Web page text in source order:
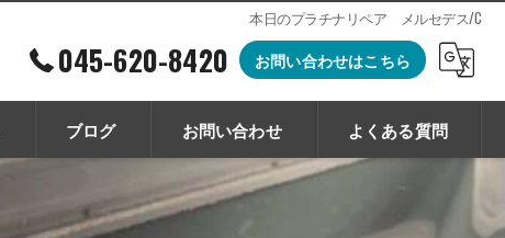
本日のプラチナリペア メルセデス/C
045-620-8420 お問い合わせはこちら
ブログ お問い合わせ よくある質問